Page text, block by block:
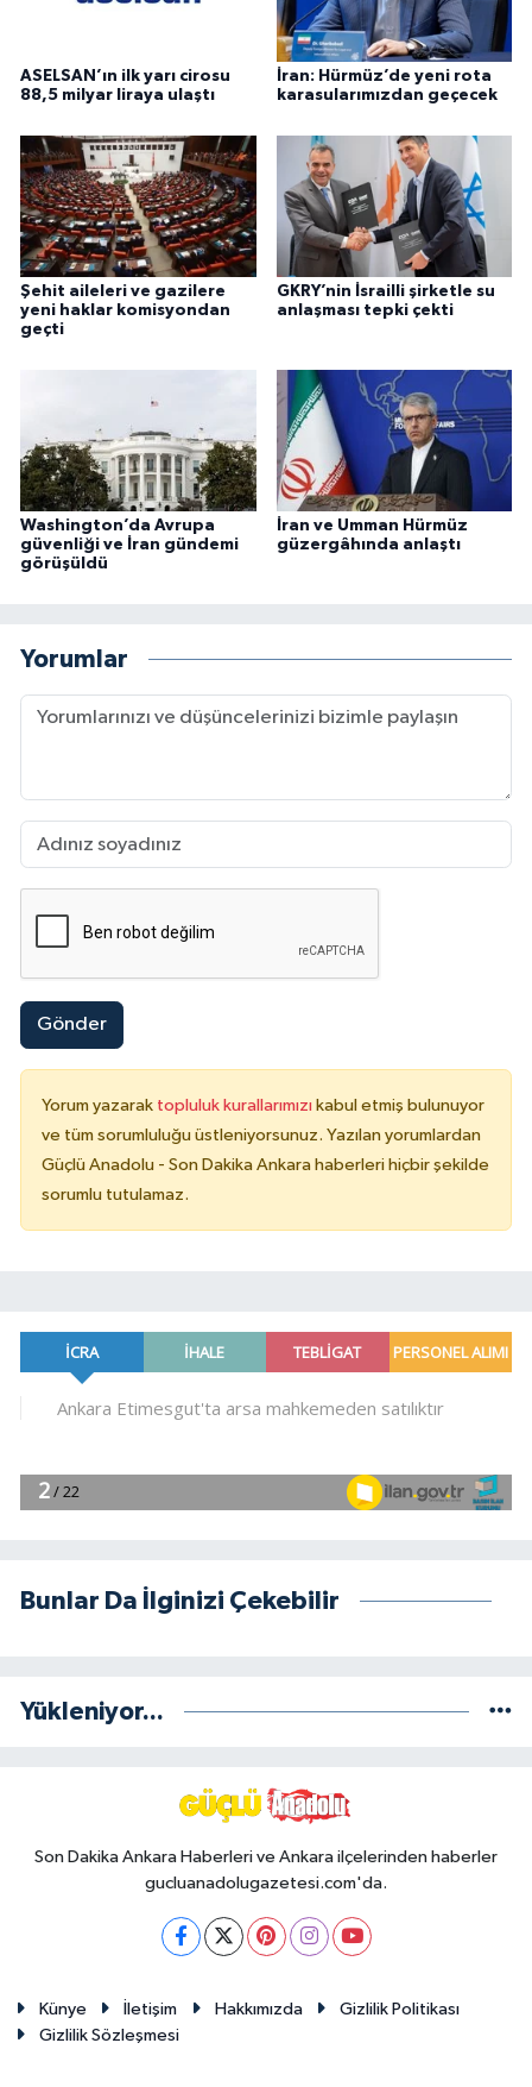
ASELSAN’ın ilk yarı cirosu
88,5 milyar liraya ulaştı
İran: Hürmüz’de yeni rota
karasularımızdan geçecek
Şehit aileleri ve gazilere
yeni haklar komisyondan
geçti
GKRY’nin İsrailli şirketle su
anlaşması tepki çekti
Washington’da Avrupa
güvenliği ve İran gündemi
görüşüldü
İran ve Umman Hürmüz
güzergâhında anlaştı
Yorumlar
Gönder
Yorum yazarak topluluk kurallarımızı kabul etmiş bulunuyor
ve tüm sorumluluğu üstleniyorsunuz. Yazılan yorumlardan
Güçlü Anadolu - Son Dakika Ankara haberleri hiçbir şekilde
sorumlu tutulamaz.
Bunlar Da İlginizi Çekebilir
Yükleniyor...
Son Dakika Ankara Haberleri ve Ankara ilçelerinden haberler
gucluanadolugazetesi.com'da.
Künye İletişim Hakkımızda
Gizlilik Politikası
Gizlilik Sözleşmesi